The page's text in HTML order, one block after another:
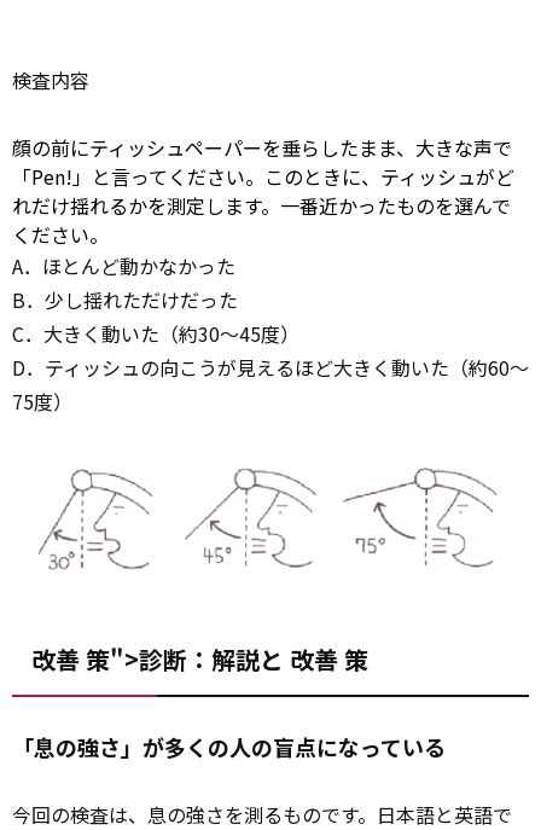
検査内容
顔の前にティッシュペーパーを垂らしたまま、大きな声で
「Pen!」と言ってください。このときに、ティッシュがど
れだけ揺れるかを測定します。一番近かったものを選んで
ください。
A．ほとんど動かなかった
B．少し揺れただけだった
C．大きく動いた（約30～45度）
D．ティッシュの向こうが見えるほど大きく動いた（約60～
75度）
改善 策">診断：解説と 改善策
「息の強さ」が多くの人の盲点になっている
今回の検査は、息の強さを測るものです。日本語と英語で